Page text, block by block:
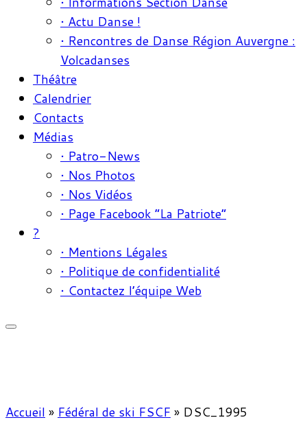
• Actu Danse !
• Rencontres de Danse Région Auvergne :
Volcadanses
Théâtre
Calendrier
Contacts
Médias
• Patro-News
• Nos Photos
• Nos Vidéos
• Page Facebook “La Patriote”
?
• Mentions Légales
• Politique de confidentialité
• Contactez l’équipe Web
Accueil » Fédéral de ski FSCF » DSC_1995